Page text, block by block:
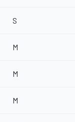
S
M
M
M